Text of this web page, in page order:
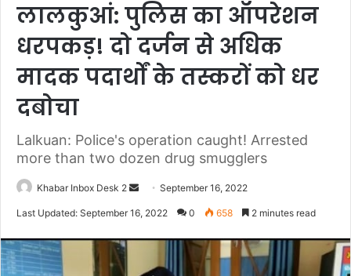
लालकुआं: पुलिस का ऑपरेशन
धरपकड़! दो दर्जन से अधिक
मादक पदार्थों के तस्करों को धर
दबोचा
Lalkuan: Police's operation caught! Arrested
more than two dozen drug smugglers
Khabar Inbox Desk 2
SendSeptember 16, 2022
Last Updated: September 16, 2022 0 658 2 minutes read